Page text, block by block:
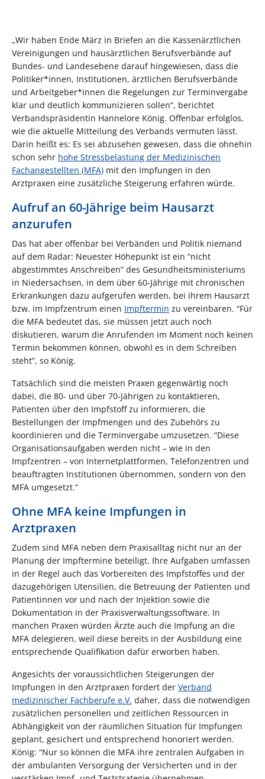
„Wir haben Ende März in Briefen an die Kassenärztlichen
Vereinigungen und hausärztlichen Berufsverbände auf
Bundes- und Landesebene darauf hingewiesen, dass die
Politiker*innen, Institutionen, ärztlichen Berufsverbände
und Arbeitgeber*innen die Regelungen zur Terminvergabe
klar und deutlich kommunizieren sollen“, berichtet
Verbandspräsidentin Hannelore König. Offenbar erfolglos,
wie die aktuelle Mitteilung des Verbands vermuten lässt.
Darin heißt es: Es sei abzusehen gewesen, dass die ohnehin
schon sehr hohe Stressbelastung der Medizinischen
Fachangestellten (MFA) mit den Impfungen in den
Arztpraxen eine zusätzliche Steigerung erfahren würde.
Aufruf an 60-Jährige beim Hausarzt
anzurufen
Das hat aber offenbar bei Verbänden und Politik niemand
auf dem Radar: Neuester Höhepunkt ist ein “nicht
abgestimmtes Anschreiben” des Gesundheitsministeriums
in Niedersachsen, in dem über 60-Jährige mit chronischen
Erkrankungen dazu aufgerufen werden, bei ihrem Hausarzt
bzw. im Impfzentrum einen Impftermin zu vereinbaren. “Für
die MFA bedeutet das, sie müssen jetzt auch noch
diskutieren, warum die Anrufenden im Moment noch keinen
Termin bekommen können, obwohl es in dem Schreiben
steht”, so König.
Tatsächlich sind die meisten Praxen gegenwärtig noch
dabei, die 80- und über 70-Jährigen zu kontaktieren,
Patienten über den Impfstoff zu informieren, die
Bestellungen der Impfmengen und des Zubehörs zu
koordinieren und die Terminvergabe umzusetzen. “Diese
Organisationsaufgaben werden nicht – wie in den
Impfzentren – von Internetplattformen, Telefonzentren und
beauftragten Institutionen übernommen, sondern von den
MFA umgesetzt.“
Ohne MFA keine Impfungen in
Arztpraxen
Zudem sind MFA neben dem Praxisalltag nicht nur an der
Planung der Impftermine beteiligt. Ihre Aufgaben umfassen
in der Regel auch das Vorbereiten des Impfstoffes und der
dazugehörigen Utensilien, die Betreuung der Patienten und
Patientinnen vor und nach der Injektion sowie die
Dokumentation in der Praxisverwaltungssoftware. In
manchen Praxen würden Ärzte auch die Impfung an die
MFA delegieren, weil diese bereits in der Ausbildung eine
entsprechende Qualifikation dafür erworben haben.
Angesichts der voraussichtlichen Steigerungen der
Impfungen in den Arztpraxen fordert der Verband
medizinischer Fachberufe e.V. daher, dass die notwendigen
zusätzlichen personellen und zeitlichen Ressourcen in
Abhängigkeit von der räumlichen Situation für Impfungen
geplant, gesichert und entsprechend honoriert werden.
König: “Nur so können die MFA ihre zentralen Aufgaben in
der ambulanten Versorgung der Versicherten und in der